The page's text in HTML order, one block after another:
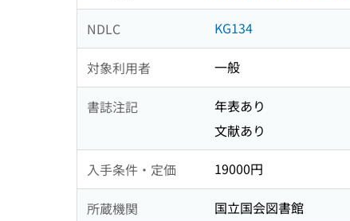
NDLC KG134
対象利用者 一般
書誌注記
年表あり
文献あり
入手条件・定価 19000円
所蔵機関 国立国会図書館